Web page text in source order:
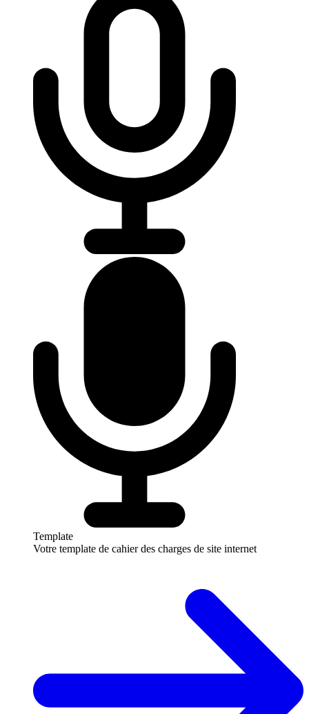
Template
Votre template de cahier des charges de site internet